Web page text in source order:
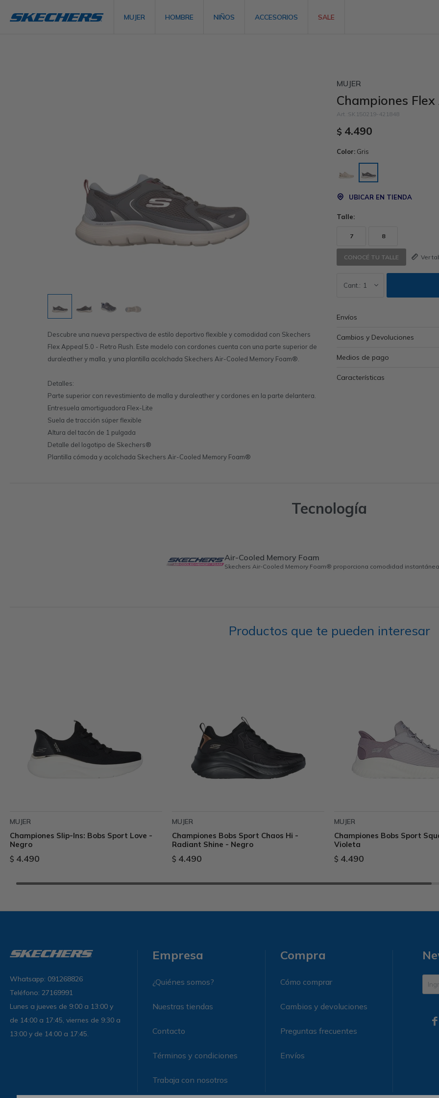
MUJER HOMBRE NIÑOS ACCESORIOS SALE
Descubre una nueva perspectiva de estilo deportivo flexible y comodidad con Skechers
Flex Appeal 5.0 - Retro Rush. Este modelo con cordones cuenta con una parte superior de
duraleather y malla, y una plantilla acolchada Skechers Air-Cooled Memory Foam®.
Detalles:
Parte superior con revestimiento de malla y duraleather y cordones en la parte delantera.
Entresuela amortiguadora Flex-Lite
Suela de tracción súper flexible
Altura del tacón de 1 pulgada
Detalle del logotipo de Skechers®
Plantilla cómoda y acolchada Skechers Air-Cooled Memory Foam®
MUJER
Championes
SK150219-421848
$ 4.490
Color: Gris
UBICAR EN TIENDA
Talle:
7 8
CONOCÉ TU TALLE Ver
1
Envíos
Cambios y Devoluciones
Medios de pago
Características
Tecnología
Air-Cooled Memory Foam
Skechers Air-Cooled Memory Foam® proporciona comodidad
Productos que te pueden interesar
MUJER
Championes Slip-Ins: Bobs Sport Love -
Negro
$ 4.490
MUJER
Championes Bobs Sport Chaos Hi -
Radiant Shine - Negro
$ 4.490
MUJER
Championes Bobs Sport
Violeta
$ 4.490
Whatsapp: 091268826
Teléfono: 27169991
Lunes a jueves de 9:00 a 13:00 y
de 14:00 a 17:45, viernes de 9:30 a
13:00 y de 14:00 a 17:45.
Empresa
¿Quiénes somos?
Nuestras tiendas
Contacto
Términos y condiciones
Trabaja con nosotros
Compra
Cómo comprar
Cambios y devoluciones
Preguntas frecuentes
Envíos
